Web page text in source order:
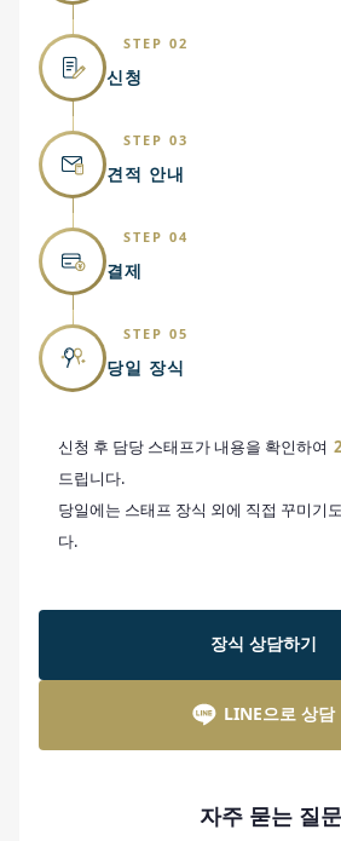
STEP 02
신청
STEP 03
견적 안내
STEP 04
결제
STEP 05
당일 장식
신청 후 담당 스태프가 내용을 확인하여
드립니다.
당일에는 스태프 장식 외에 직접 꾸미기
다.
장식 상담하기
LINE으로 상담
자주 묻는 질문